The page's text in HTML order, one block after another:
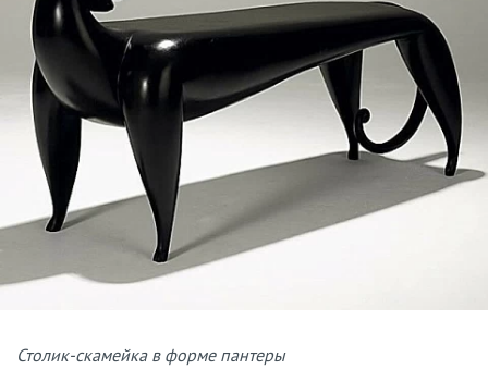
Столик-скамейка в форме пантеры